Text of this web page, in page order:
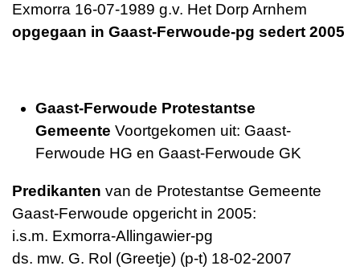
Exmorra 16-07-1989 g.v. Het Dorp Arnhem
opgegaan in Gaast-Ferwoude-pg sedert 2005
Gaast-Ferwoude Protestantse
Gemeente Voortgekomen uit: Gaast-
Ferwoude HG en Gaast-Ferwoude GK
Predikanten van de Protestantse Gemeente
Gaast-Ferwoude opgericht in 2005:
i.s.m. Exmorra-Allingawier-pg
ds. mw. G. Rol (Greetje) (p-t) 18-02-2007